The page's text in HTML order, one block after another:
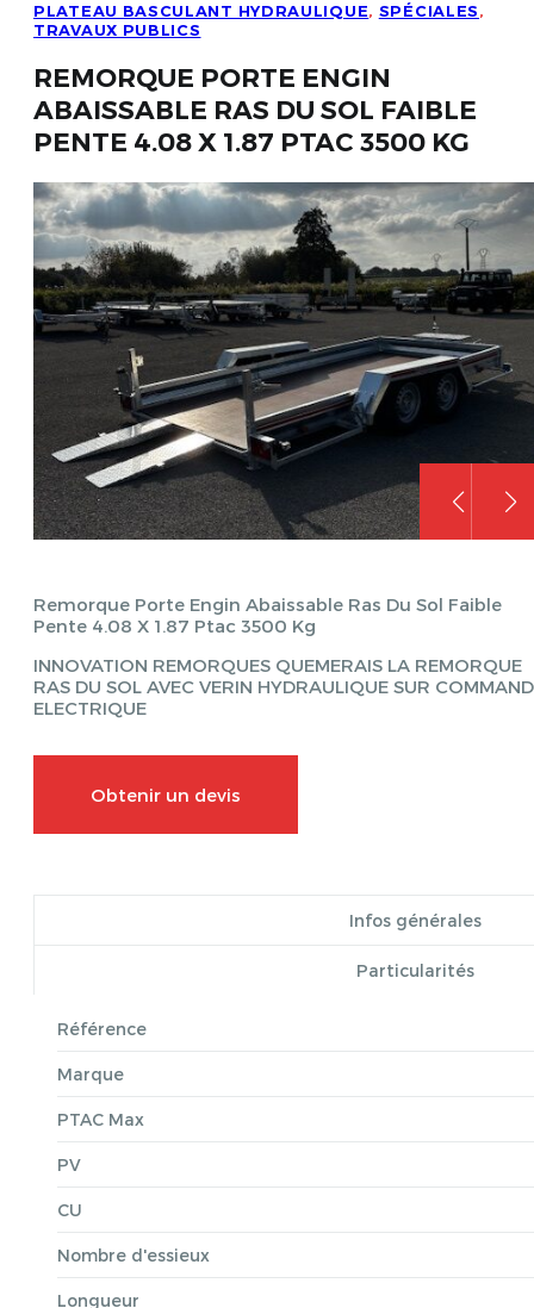
PLATEAU BASCULANT HYDRAULIQUE, SPÉCIALES,
TRAVAUX PUBLICS
REMORQUE PORTE ENGIN
ABAISSABLE RAS DU SOL FAIBLE
PENTE 4.08 X 1.87 PTAC 3500 KG
Remorque Porte Engin Abaissable Ras Du Sol Faible
Pente 4.08 X 1.87 Ptac 3500 Kg
INNOVATION REMORQUES QUEMERAIS LA REMORQUE
RAS DU SOL AVEC VERIN HYDRAULIQUE SUR
ELECTRIQUE
Obtenir un devis
Infos générales
Particularités
Référence
Marque
PTAC Max
PV
CU
Nombre d'essieux
Longueur